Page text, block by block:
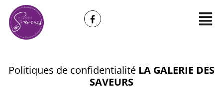
Politiques de confidentialité LA GALERIE DES
SAVEURS